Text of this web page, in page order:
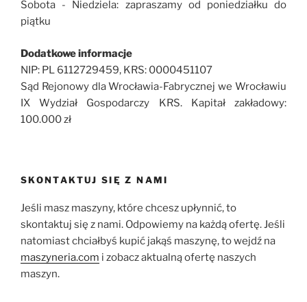
Sobota - Niedziela: zapraszamy od poniedziałku do
piątku
Dodatkowe informacje
NIP: PL 6112729459, KRS: 0000451107
Sąd Rejonowy dla Wrocławia-Fabrycznej we Wrocławiu
IX Wydział Gospodarczy KRS. Kapitał zakładowy:
100.000 zł
SKONTAKTUJ SIĘ Z NAMI
Jeśli masz maszyny, które chcesz upłynnić, to
skontaktuj się z nami. Odpowiemy na każdą ofertę. Jeśli
natomiast chciałbyś kupić jakąś maszynę, to wejdź na
maszyneria.com i zobacz aktualną ofertę naszych
maszyn.